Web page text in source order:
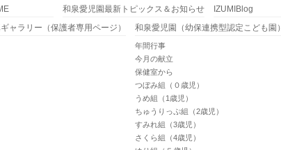
和泉愛児園最新トピックス＆お知らせ
IZUMIBlog
ャラリー（保護者専用ページ）
和泉愛児園（幼保連携型認定こども園）
年間行事
今月の献立
保健室から
つぼみ組（０歳児）
うめ組（1歳児）
ちゅうりっぷ組（2歳児）
すみれ組（3歳児）
さくら組（4歳児）